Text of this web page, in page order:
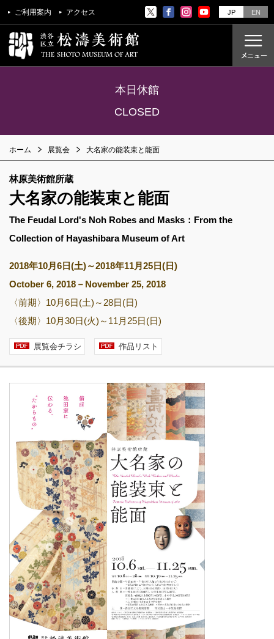
ご利用案内 アクセス JP EN
開催中の展覧会
過去の展覧会
これからのイベント
美術教室
設計者 白井晟一
本日休館
CLOSED
ホーム 展覧会 大名家の能装束と能面
林原美術館所蔵
大名家の能装束と能面
The Feudal Lord's Noh Robes and Masks：From the
Collection of Hayashibara Museum of Art
2018年10月6日(土)～2018年11月25日(日)
October 6, 2018－November 25, 2018
〈前期〉10月6日(土)～28日(日)
〈後期〉10月30日(火)～11月25日(日)
展覧会チラシ 作品リスト